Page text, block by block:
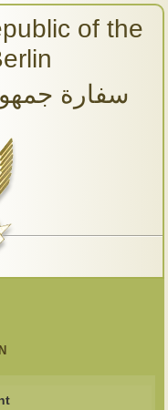
of the
سفارة